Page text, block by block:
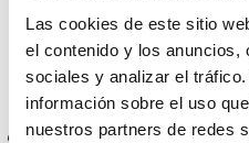
Las cookies de este sitio
el contenido y los anuncios,
sociales y analizar el
información sobre el uso
nuestros partners de redes